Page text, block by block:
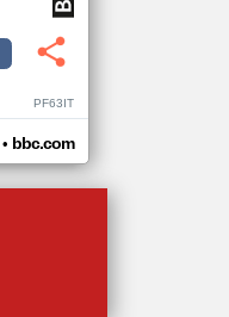
PF63IT
• bbc.com